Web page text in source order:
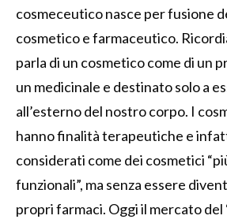
cosmeceutico nasce per fusione
cosmetico e farmaceutico.
parla di un cosmetico come di un
un medicinale e destinato solo a
all’esterno del nostro corpo. I
hanno finalità terapeutiche e
considerati come dei cosmetici
funzionali”, ma senza essere
propri farmaci. Oggi il mercato del